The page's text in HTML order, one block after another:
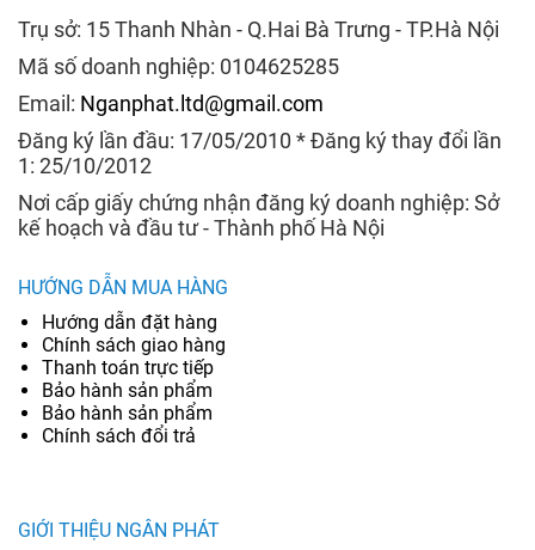
Trụ sở: 15 Thanh Nhàn - Q.Hai Bà Trưng - TP.Hà Nội
Mã số doanh nghiệp: 0104625285
Email: Nganphat.ltd@gmail.com
Đăng ký lần đầu: 17/05/2010 * Đăng ký thay đổi lần
1: 25/10/2012
Nơi cấp giấy chứng nhận đăng ký doanh nghiệp: Sở
kế hoạch và đầu tư - Thành phố Hà Nội
HƯỚNG DẪN MUA HÀNG
Hướng dẫn đặt hàng
Chính sách giao hàng
Thanh toán trực tiếp
Bảo hành sản phẩm
Bảo hành sản phẩm
Chính sách đổi trả
GIỚI THIỆU NGÂN PHÁT